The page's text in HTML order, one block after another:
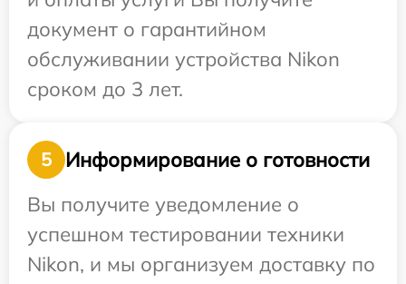
документ о гарантийном
обслуживании устройства Nikon
сроком до 3 лет.
5
Информирование о готовности
Вы получите уведомление о
успешном тестировании техники
Nikon, и мы организуем доставку по